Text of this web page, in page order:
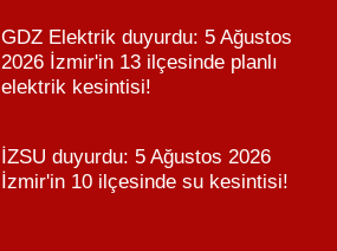
GDZ Elektrik duyurdu: 5 Ağustos
2026 İzmir'in 13 ilçesinde planlı
elektrik kesintisi!
İZSU duyurdu: 5 Ağustos 2026
İzmir'in 10 ilçesinde su kesintisi!